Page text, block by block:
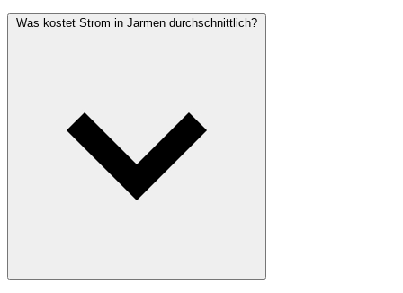
Was kostet Strom in Jarmen durchschnittlich?